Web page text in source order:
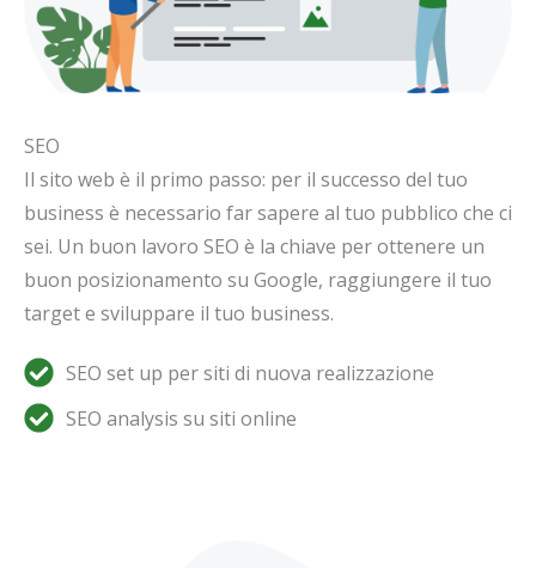
SEO
Il sito web è il primo passo: per il successo del tuo
business è necessario far sapere al tuo pubblico che ci
sei. Un buon lavoro SEO è la chiave per ottenere un
buon posizionamento su Google, raggiungere il tuo
target e sviluppare il tuo business.
SEO set up per siti di nuova realizzazione
SEO analysis su siti online